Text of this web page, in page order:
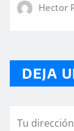
Hector
DEJA
Tu